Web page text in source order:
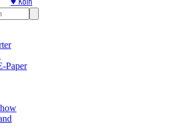
⭐ Promi
🛒 Shoppingwelt
Paper